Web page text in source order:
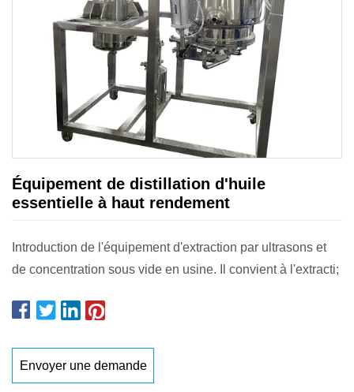
Équipement de distillation d'huile
essentielle à haut rendement
Introduction de l'équipement d'extraction par ultrasons et
de concentration sous vide en usine. Il convient à l'extracti;
Envoyer une demande